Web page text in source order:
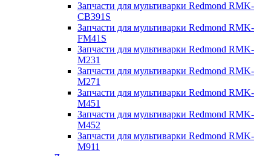
Запчасти для мультиварки Redmond RMK-
CB391S
Запчасти для мультиварки Redmond RMK-
FM41S
Запчасти для мультиварки Redmond RMK-
M231
Запчасти для мультиварки Redmond RMK-
M271
Запчасти для мультиварки Redmond RMK-
M451
Запчасти для мультиварки Redmond RMK-
M452
Запчасти для мультиварки Redmond RMK-
M911